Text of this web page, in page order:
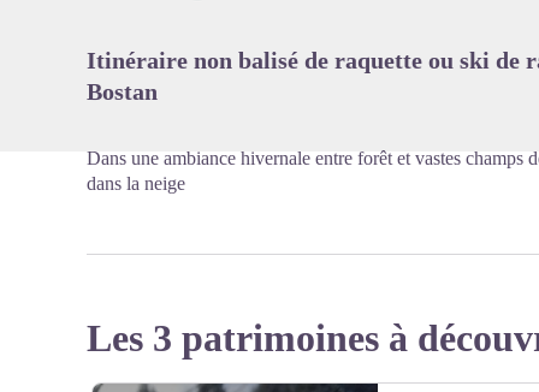
Itinéraire non balisé de raquette ou ski de
Bostan
Dans une ambiance hivernale entre forêt et vastes champs
dans la neige
Les 3 patrimoines à